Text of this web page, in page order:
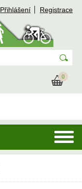
Přihlášení Registrace
0